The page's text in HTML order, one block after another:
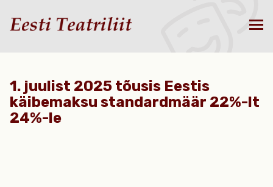
1. juulist 2025 tõusis Eestis
käibemaksu standardmäär 22%-lt
24%-le